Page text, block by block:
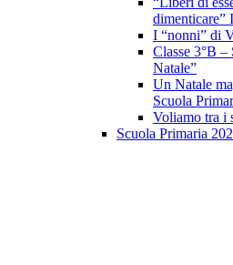
dimenticare”
I “nonni” di
Classe 3°B –
Natale”
Un Natale
Scuola
Voliamo tra i
Scuola Primaria